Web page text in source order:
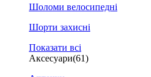
Шоломи велосипедні
Шорти захисні
Показати всі
Аксесуари(61)